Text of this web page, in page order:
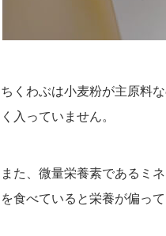
ちくわぶは小麦粉が主原料
く入っていません。
また、微量栄養素であるミ
を食べていると栄養が偏っ